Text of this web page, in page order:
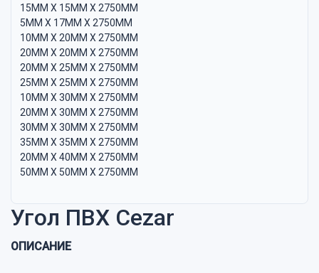
15ММ Х 15ММ Х 2750ММ
5ММ Х 17ММ Х 2750ММ
10ММ Х 20ММ Х 2750ММ
20ММ Х 20ММ Х 2750ММ
20ММ Х 25ММ Х 2750ММ
25ММ Х 25ММ Х 2750ММ
10ММ Х 30ММ Х 2750ММ
20ММ Х 30ММ Х 2750ММ
30ММ Х 30ММ Х 2750ММ
35ММ Х 35ММ Х 2750ММ
20ММ Х 40ММ Х 2750ММ
50ММ Х 50ММ Х 2750ММ
Угол ПВХ Cezar
ОПИСАНИЕ